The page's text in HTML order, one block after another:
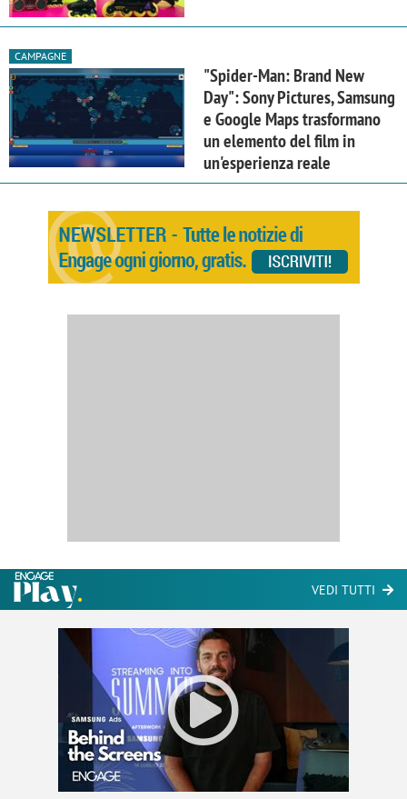
CAMPAGNE
"Spider-Man: Brand New
Day": Sony Pictures, Samsung
e Google Maps trasformano
un elemento del film in
un'esperienza reale
VEDI TUTTI